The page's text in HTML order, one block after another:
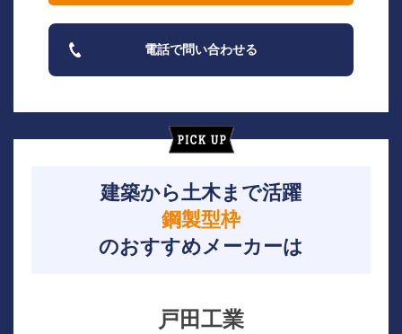
電話で問い合わせる
建築から土木まで活躍
鋼製型枠
のおすすめメーカーは
戸田工業